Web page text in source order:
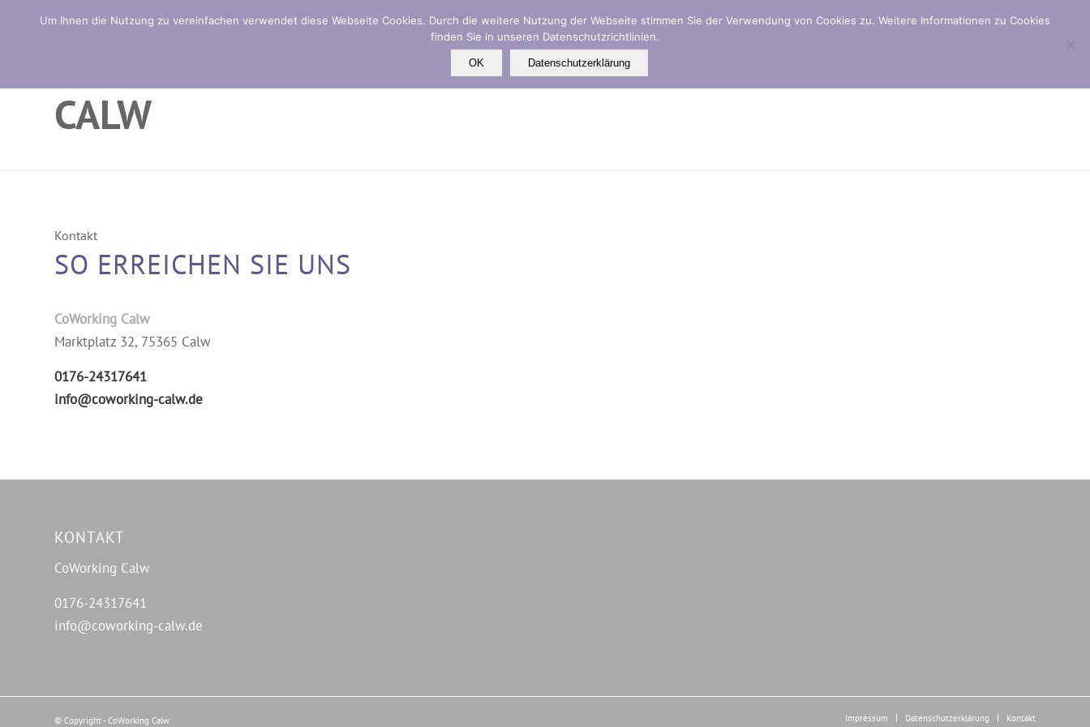
Kontakt
SO ERREICHEN SIE UNS
CoWorking Calw
Marktplatz 32, 75365 Calw
0176-24317641
info@coworking-calw.de
KONTAKT
CoWorking Calw
0176-24317641
info@coworking-calw.de
© Copyright - CoWorking Calw Impressum Datenschutzerklärung Kontakt
Um Ihnen die Nutzung zu vereinfachen verwendet diese Webseite Cookies. Durch die weitere Nutzung der Webseite stimmen Sie der Verwendung von Cookies zu. Weitere Informationen zu Cookies
finden Sie in unseren Datenschutzrichtlinien.
OK Datenschutzerklärung